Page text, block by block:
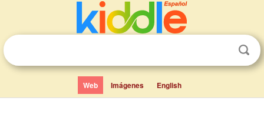
Web Imágenes English